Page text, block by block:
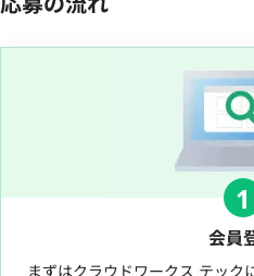
1
会員
まずはクラウドワークス テック